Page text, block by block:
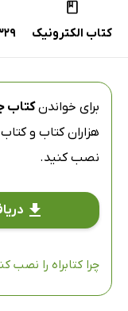
کتاب الکترونیک 329
برای خواندنکتاب
هزاران کتاب و
نصب کنید.
چرا کتابراه را نصب